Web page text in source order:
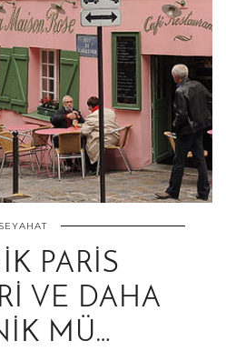
SEYAHAT
PARIS
VE DAHA
MÜ…